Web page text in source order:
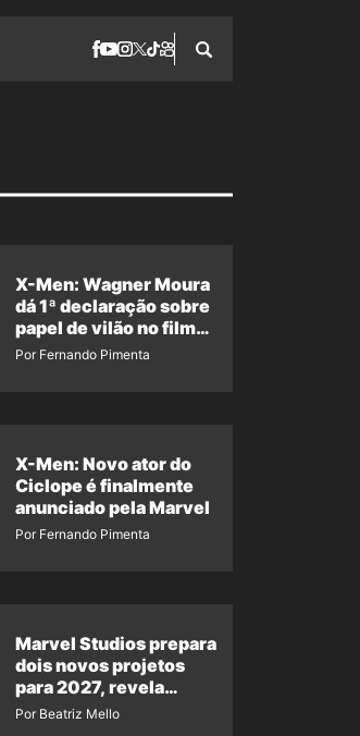
X-Men: Wagner Moura
dá 1ª declaração sobre
papel de vilão no filme
da Marvel
Por Fernando Pimenta
X-Men: Novo ator do
Ciclope é finalmente
anunciado pela Marvel
Por Fernando Pimenta
Marvel Studios prepara
dois novos projetos
para 2027, revela
insider
Por Beatriz Mello